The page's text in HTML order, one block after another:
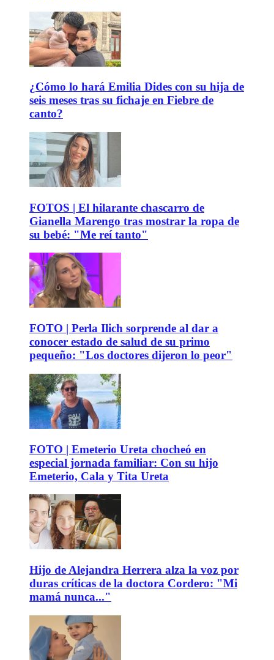
¿Cómo lo hará Emilia Dides con su hija de
seis meses tras su fichaje en Fiebre de
canto?
FOTOS | El hilarante chascarro de
Gianella Marengo tras mostrar la ropa de
su bebé: "Me reí tanto"
FOTO | Perla Ilich sorprende al dar a
conocer estado de salud de su primo
pequeño: "Los doctores dijeron lo peor"
FOTO | Emeterio Ureta chocheó en
especial jornada familiar: Con su hijo
Emeterio, Cala y Tita Ureta
Hijo de Alejandra Herrera alza la voz por
duras críticas de la doctora Cordero: "Mi
mamá nunca..."